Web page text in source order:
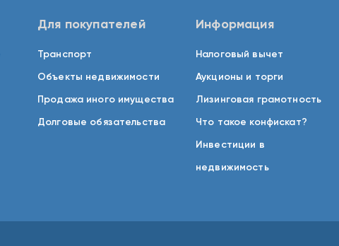
Для покупателей
Транспорт
Объекты недвижимости
Продажа иного имущества
Долговые обязательства
Информация
Налоговый вычет
Аукционы и торги
Лизинговая грамотность
Что такое конфискат?
Инвестиции в
недвижимость